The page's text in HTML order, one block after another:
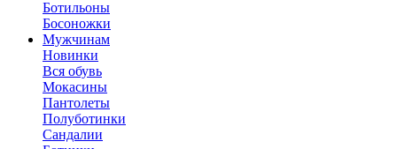
Ботильоны
Босоножки
Мужчинам
Новинки
Вся обувь
Мокасины
Пантолеты
Полуботинки
Сандалии